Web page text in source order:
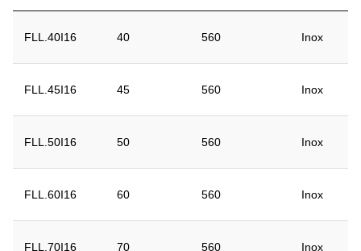
(mm)
FLL.40I16
40 560 Inox
FLL.45I16 45 560 Inox
FLL.50I16 50 560 Inox
FLL.60I16 60 560 Inox
FLL.70I16 70 560 Inox